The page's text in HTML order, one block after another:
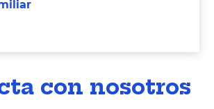
con nosotros